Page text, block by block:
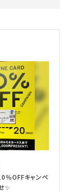
％OFFキャンペ
✨